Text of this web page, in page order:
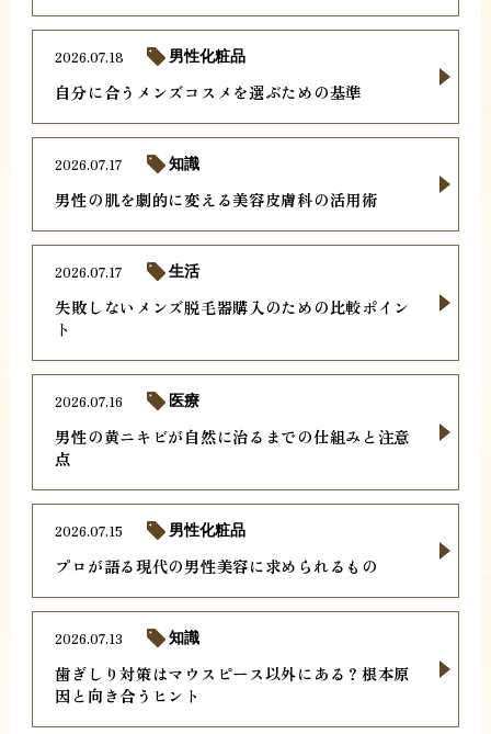
自分に合うメンズコスメを選ぶための基準
2026.07.18 男性化粧品
男性の肌を劇的に変える美容皮膚科の活用術
2026.07.17 知識
失敗しないメンズ脱毛器購入のための比較ポイン
ト
2026.07.17 生活
男性の黄ニキビが自然に治るまでの仕組みと注意
点
2026.07.16 医療
プロが語る現代の男性美容に求められるもの
2026.07.15 男性化粧品
歯ぎしり対策はマウスピース以外にある？根本原
因と向き合うヒント
2026.07.13 知識